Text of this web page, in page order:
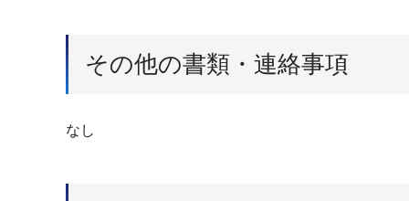
その他の書類・連絡事項
なし